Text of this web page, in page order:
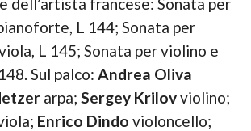
L 144; Sonata per
L 145; Sonata per violino e
Sul palco: Andrea Oliva
arpa; Sergey Krilovviolino;
Enrico Dindo violoncello;